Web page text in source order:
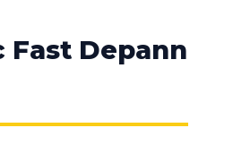
Depann